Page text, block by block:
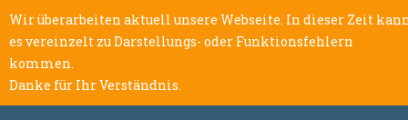
Wir überarbeiten aktuell unsere Webseite. In dieser Zeit
es vereinzelt zu Darstellungs- oder Funktionsfehlern
kommen.
Danke für Ihr Verständnis.